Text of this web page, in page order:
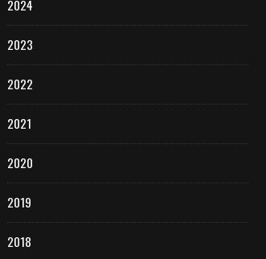
2024
2023
2022
2021
2020
2019
2018